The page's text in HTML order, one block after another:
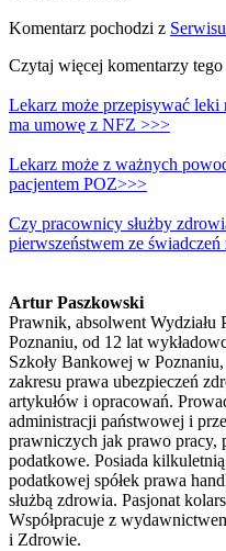
Komentarz pochodzi z
Czytaj więcej komentarzy tego
Lekarz może przepisywać
ma umowę z NFZ >>>
Lekarz może z ważnych
pacjentem POZ>>>
Czy pracownicy służby
pierwszeństwem ze
Artur Paszkowski
Prawnik, absolwent
Poznaniu, od 12 lat
Szkoły Bankowej w
zakresu prawa ubezpieczeń
artykułów i opracowań.
administracji państwowej i
prawniczych jak prawo pracy,
podatkowe. Posiada
podatkowej spółek prawa
służbą zdrowia. Pasjonat
Współpracuje z
i Zdrowie.